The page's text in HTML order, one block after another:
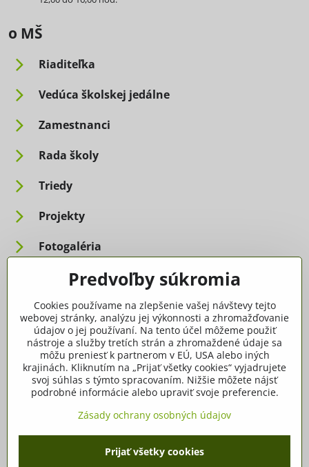
o MŠ
Riaditeľka
Vedúca školskej jedálne
Zamestnanci
Rada školy
Triedy
Projekty
Fotogaléria
Informácie pre rodičov
Dôležité informácie
Ako spracúvame osobné údaje
Tlačivá, dokumenty
©2026Copyright
Predvoľby súkromia
Cookies používame na zlepšenie vašej návštevy tejto
webovej stránky, analýzu jej výkonnosti a zhromažďovanie
údajov o jej používaní. Na tento účel môžeme použiť
nástroje a služby tretích strán a zhromaždené údaje sa
môžu preniesť k partnerom v EÚ, USA alebo iných
krajinách. Kliknutím na „Prijať všetky cookies“ vyjadrujete
svoj súhlas s týmto spracovaním. Nižšie môžete nájsť
podrobné informácie alebo upraviť svoje preferencie.
Zásady ochrany osobných údajov
Prijať všetky cookies